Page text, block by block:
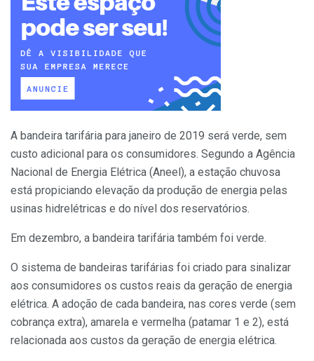
A bandeira tarifária para janeiro de 2019 será verde, sem
custo adicional para os consumidores. Segundo a Agência
Nacional de Energia Elétrica (Aneel), a estação chuvosa
está propiciando elevação da produção de energia pelas
usinas hidrelétricas e do nível dos reservatórios.
Em dezembro, a bandeira tarifária também foi verde.
O sistema de bandeiras tarifárias foi criado para sinalizar
aos consumidores os custos reais da geração de energia
elétrica. A adoção de cada bandeira, nas cores verde (sem
cobrança extra), amarela e vermelha (patamar 1 e 2), está
relacionada aos custos da geração de energia elétrica.